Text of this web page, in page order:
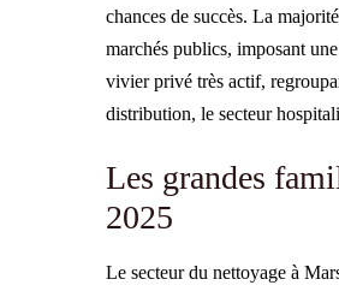
chances de succès. La
marchés publics, imposant
vivier privé très actif,
distribution, le secteur
Les grandes
2025
Le secteur du nettoyage à